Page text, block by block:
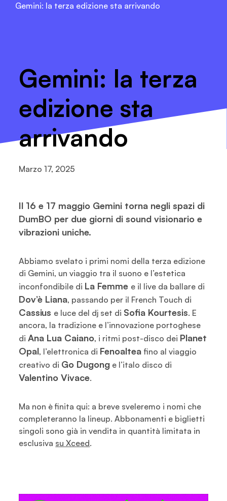
Gemini: la terza edizione sta arrivando
Gemini: la terza
edizione sta
arrivando
Marzo 17, 2025
Il 16 e 17 maggio Gemini torna negli spazi di
DumBO per due giorni di sound visionario e
vibrazioni uniche.
Abbiamo svelato i primi nomi della terza edizione
di Gemini, un viaggio tra il suono e l’estetica
inconfondibile di La Femme e il live da ballare di
Dov’è Liana, passando per il French Touch di
Cassius e luce del dj set di Sofia Kourtesis. E
ancora, la tradizione e l’innovazione portoghese
diAna Lua Caiano, i ritmi post-disco dei Planet
Opal, l’elettronica di Fenoalteafino al viaggio
creativo di Go Dugong e l’italo disco di
Valentino Vivace.
Ma non è finita qui: a breve sveleremo i nomi che
completeranno la lineup. Abbonamenti e biglietti
singoli sono già in vendita in quantità limitata in
esclusiva su Xceed.